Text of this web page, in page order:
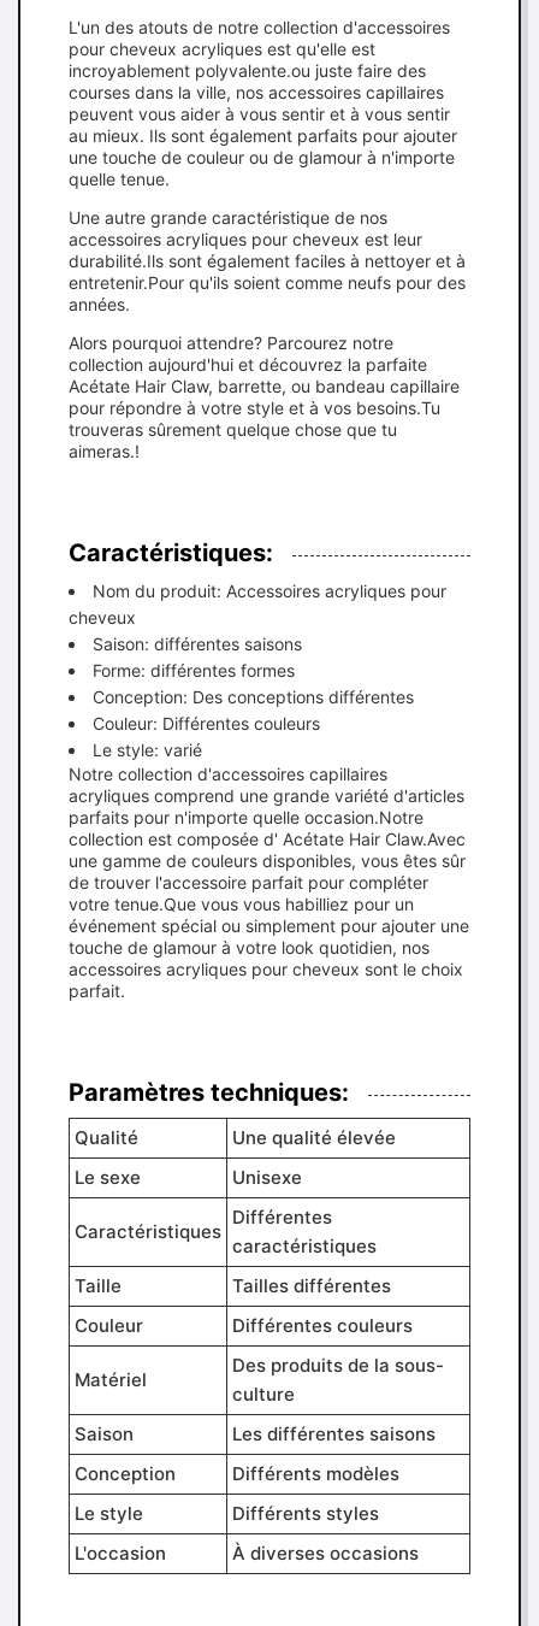
L'un des atouts de notre collection d'accessoires
pour cheveux acryliques est qu'elle est
incroyablement polyvalente.ou juste faire des
courses dans la ville, nos accessoires capillaires
peuvent vous aider à vous sentir et à vous sentir
au mieux. Ils sont également parfaits pour ajouter
une touche de couleur ou de glamour à n'importe
quelle tenue.
Une autre grande caractéristique de nos
accessoires acryliques pour cheveux est leur
durabilité.Ils sont également faciles à nettoyer et à
entretenir.Pour qu'ils soient comme neufs pour des
années.
Alors pourquoi attendre? Parcourez notre
collection aujourd'hui et découvrez la parfaite
Acétate Hair Claw, barrette, ou bandeau capillaire
pour répondre à votre style et à vos besoins.Tu
trouveras sûrement quelque chose que tu
aimeras.!
Caractéristiques:
Nom du produit: Accessoires acryliques pour
cheveux
Saison: différentes saisons
Forme: différentes formes
Conception: Des conceptions différentes
Couleur: Différentes couleurs
Le style: varié
Notre collection d'accessoires capillaires
acryliques comprend une grande variété d'articles
parfaits pour n'importe quelle occasion.Notre
collection est composée d' Acétate Hair Claw.Avec
une gamme de couleurs disponibles, vous êtes sûr
de trouver l'accessoire parfait pour compléter
votre tenue.Que vous vous habilliez pour un
événement spécial ou simplement pour ajouter une
touche de glamour à votre look quotidien, nos
accessoires acryliques pour cheveux sont le choix
parfait.
Paramètres techniques:
Qualité
Une qualité élevée
Le sexe
Unisexe
Caractéristiques
Différentes
caractéristiques
Taille
Tailles différentes
Couleur
Différentes couleurs
Matériel
Des produits de la sous-
culture
Saison
Les différentes saisons
Conception
Différents modèles
Le style
Différents styles
L'occasion
À diverses occasions